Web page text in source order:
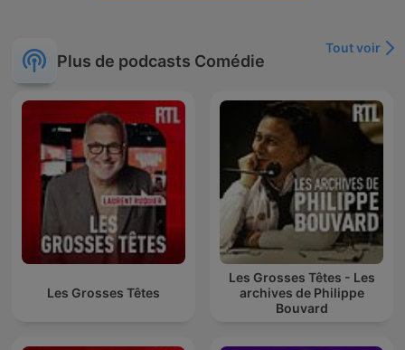
Plus de podcasts Comédie
Tout voir
Les Grosses Têtes
Les Grosses Têtes - Les
archives de Philippe
Bouvard